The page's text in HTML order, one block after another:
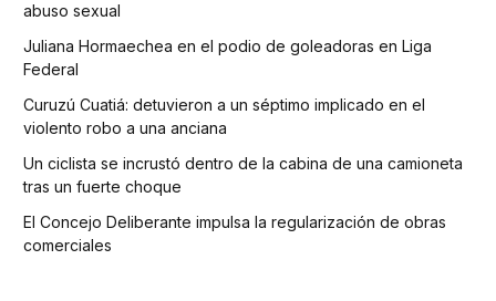
abuso sexual
Juliana Hormaechea en el podio de goleadoras en Liga
Federal
Curuzú Cuatiá: detuvieron a un séptimo implicado en el
violento robo a una anciana
Un ciclista se incrustó dentro de la cabina de una camioneta
tras un fuerte choque
El Concejo Deliberante impulsa la regularización de obras
comerciales